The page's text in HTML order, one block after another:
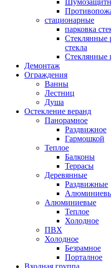
стационарные
парковка
Стеклянные
стекла
Стеклянные
Демонтаж
Ограждения
Ванны
Лестниц
Душа
Остекление веранд
Панорамное
Раздвижное
Гармошкой
Теплое
Балконы
Террасы
Деревянные
Раздвижные
Алюминиевые
Теплое
Холодное
ПВХ
Холодное
Безрамное
Порталное
Входная группа